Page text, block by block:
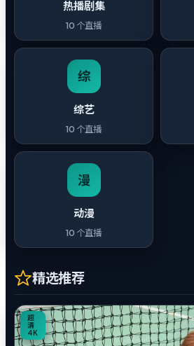
热播剧集
10 个直播
综
综艺
10 个直播
漫
动漫
10 个直播
精选推荐
超
清
4K